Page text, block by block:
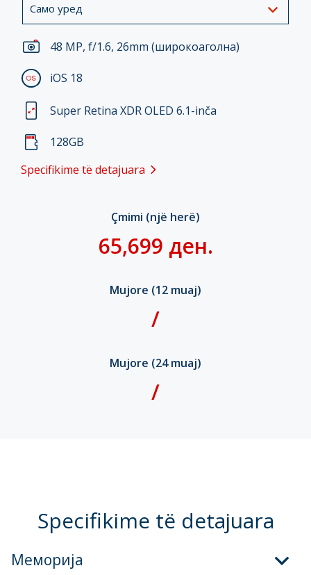
Само уред
48 MP, f/1.6, 26mm (широкоаголна)
iOS 18
Super Retina XDR OLED 6.1-inča
128GB
Specifikime të detajuara
Çmimi (një herë)
65,699 ден.
Mujore (12 muaj)
/
Mujore (24 muaj)
/
Specifikime të detajuara
Меморија